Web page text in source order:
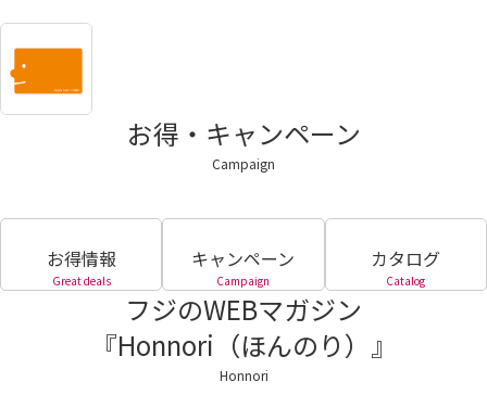
お得・キャンペーン
Campaign
お得情報
Great deals
キャンペーン
Campaign
カタログ
Catalog
フジのWEBマガジン
『Honnori（ほんのり）』
Honnori